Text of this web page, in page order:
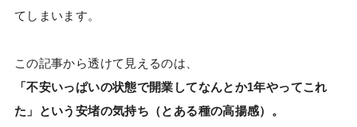
てしまいます。
この記事から透けて見えるのは、
「不安いっぱいの状態で開業してなんとか1年やってこれ
た」という安堵の気持ち（とある種の高揚感）。